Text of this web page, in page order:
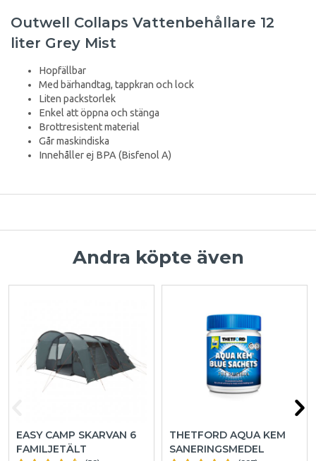
Outwell Collaps Vattenbehållare 12
liter Grey Mist
Hopfällbar
Med bärhandtag, tappkran och lock
Liten packstorlek
Enkel att öppna och stänga
Brottresistent material
Går maskindiska
Innehåller ej BPA (Bisfenol A)
Andra köpte även
EASY CAMP SKARVAN 6
FAMILJETÄLT
THETFORD AQUA KEM
SANERINGSMEDEL